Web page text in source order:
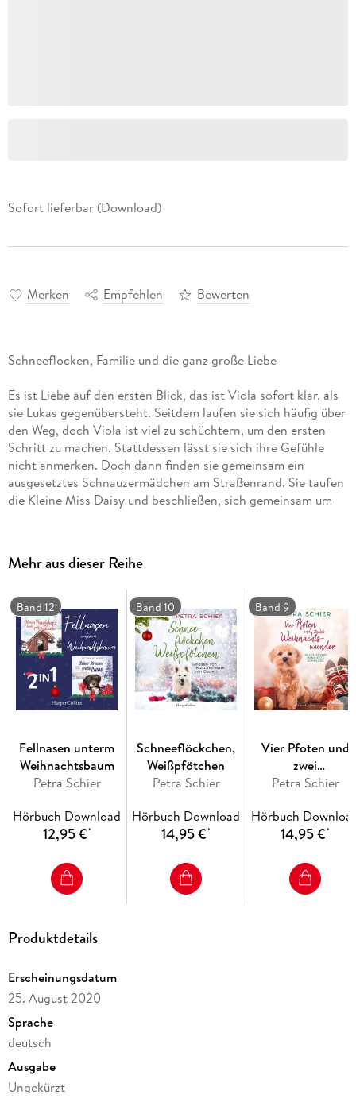
Sofort lieferbar (Download)
Merken Empfehlen Bewerten
Schneeflocken, Familie und die ganz große Liebe
Es ist Liebe auf den ersten Blick, das ist Viola sofort klar, als
sie Lukas gegenübersteht. Seitdem laufen sie sich häufig über
den Weg, doch Viola ist viel zu schüchtern, um den ersten
Schritt zu machen. Stattdessen lässt sie sich ihre Gefühle
nicht anmerken. Doch dann finden sie gemeinsam ein
ausgesetztes Schnauzermädchen am Straßenrand. Sie taufen
die Kleine Miss Daisy und beschließen, sich gemeinsam um
Mehr aus dieser Reihe
Band 12
Fellnasen unterm
Weihnachtsbaum
Petra Schier
Hörbuch Download
12,95 €*
Band 10
Schneeflöckchen,
Weißpfötchen
Petra Schier
Hörbuch Download
14,95 €*
Band 9
Vier Pfoten und
zwei
Petra Schier
Hörbuch
14,95 €*
Produktdetails
Erscheinungsdatum
25. August 2020
Sprache
deutsch
Ausgabe
Ungekürzt